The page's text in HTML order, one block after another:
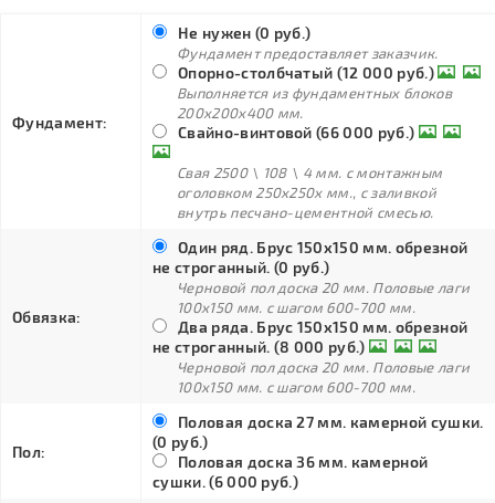
Фундамент:
Не нужен (0 руб.)
Фундамент предоставляет заказчик.
Опорно-столбчатый (12 000 руб.)
Выполняется из фундаментных блоков
200х200х400 мм.
Свайно-винтовой (66 000 руб.)
Свая 2500 \ 108 \ 4 мм. с монтажным
оголовком 250х250х мм., с заливкой
внутрь песчано-цементной смесью.
Обвязка:
Один ряд. Брус 150х150 мм. обрезной
не строганный. (0 руб.)
Черновой пол доска 20 мм. Половые лаги
100х150 мм. с шагом 600-700 мм.
Два ряда. Брус 150х150 мм. обрезной
не строганный. (8 000 руб.)
Черновой пол доска 20 мм. Половые лаги
100х150 мм. с шагом 600-700 мм.
Пол:
Половая доска 27 мм. камерной сушки.
(0 руб.)
Половая доска 36 мм. камерной
сушки. (6 000 руб.)